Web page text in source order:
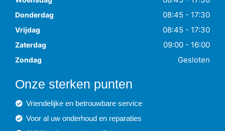
Donderdag 08:45 - 17:30
Vrijdag 08:45 - 17:30
Zaterdag 09:00 - 16:00
Zondag Gesloten
Onze sterken punten
Vriendelijke en betrouwbare service
Voor al uw onderhoud en reparaties